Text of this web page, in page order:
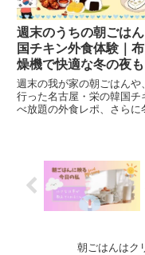
週末のうちの朝ごは
国チキン外食体験｜
燥機で快適な冬の夜も
週末の我が家の朝ごはんや
行った名古屋・栄の韓国チ
べ放題の外食レポ、さらに
ログ記事です。
朝ごはんはク